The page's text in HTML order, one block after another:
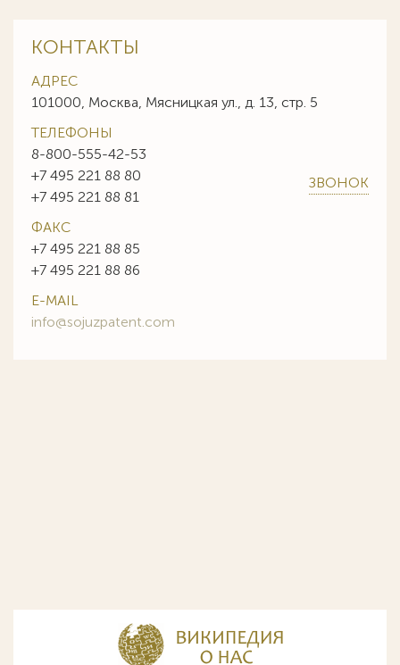
КОНТАКТЫ
АДРЕС
101000, Москва, Мясницкая ул., д. 13, стр. 5
ТЕЛЕФОНЫ
8-800-555-42-53
+7 495 221 88 80
+7 495 221 88 81
ЗВОНОК
ФАКС
+7 495 221 88 85
+7 495 221 88 86
E-MAIL
info@sojuzpatent.com